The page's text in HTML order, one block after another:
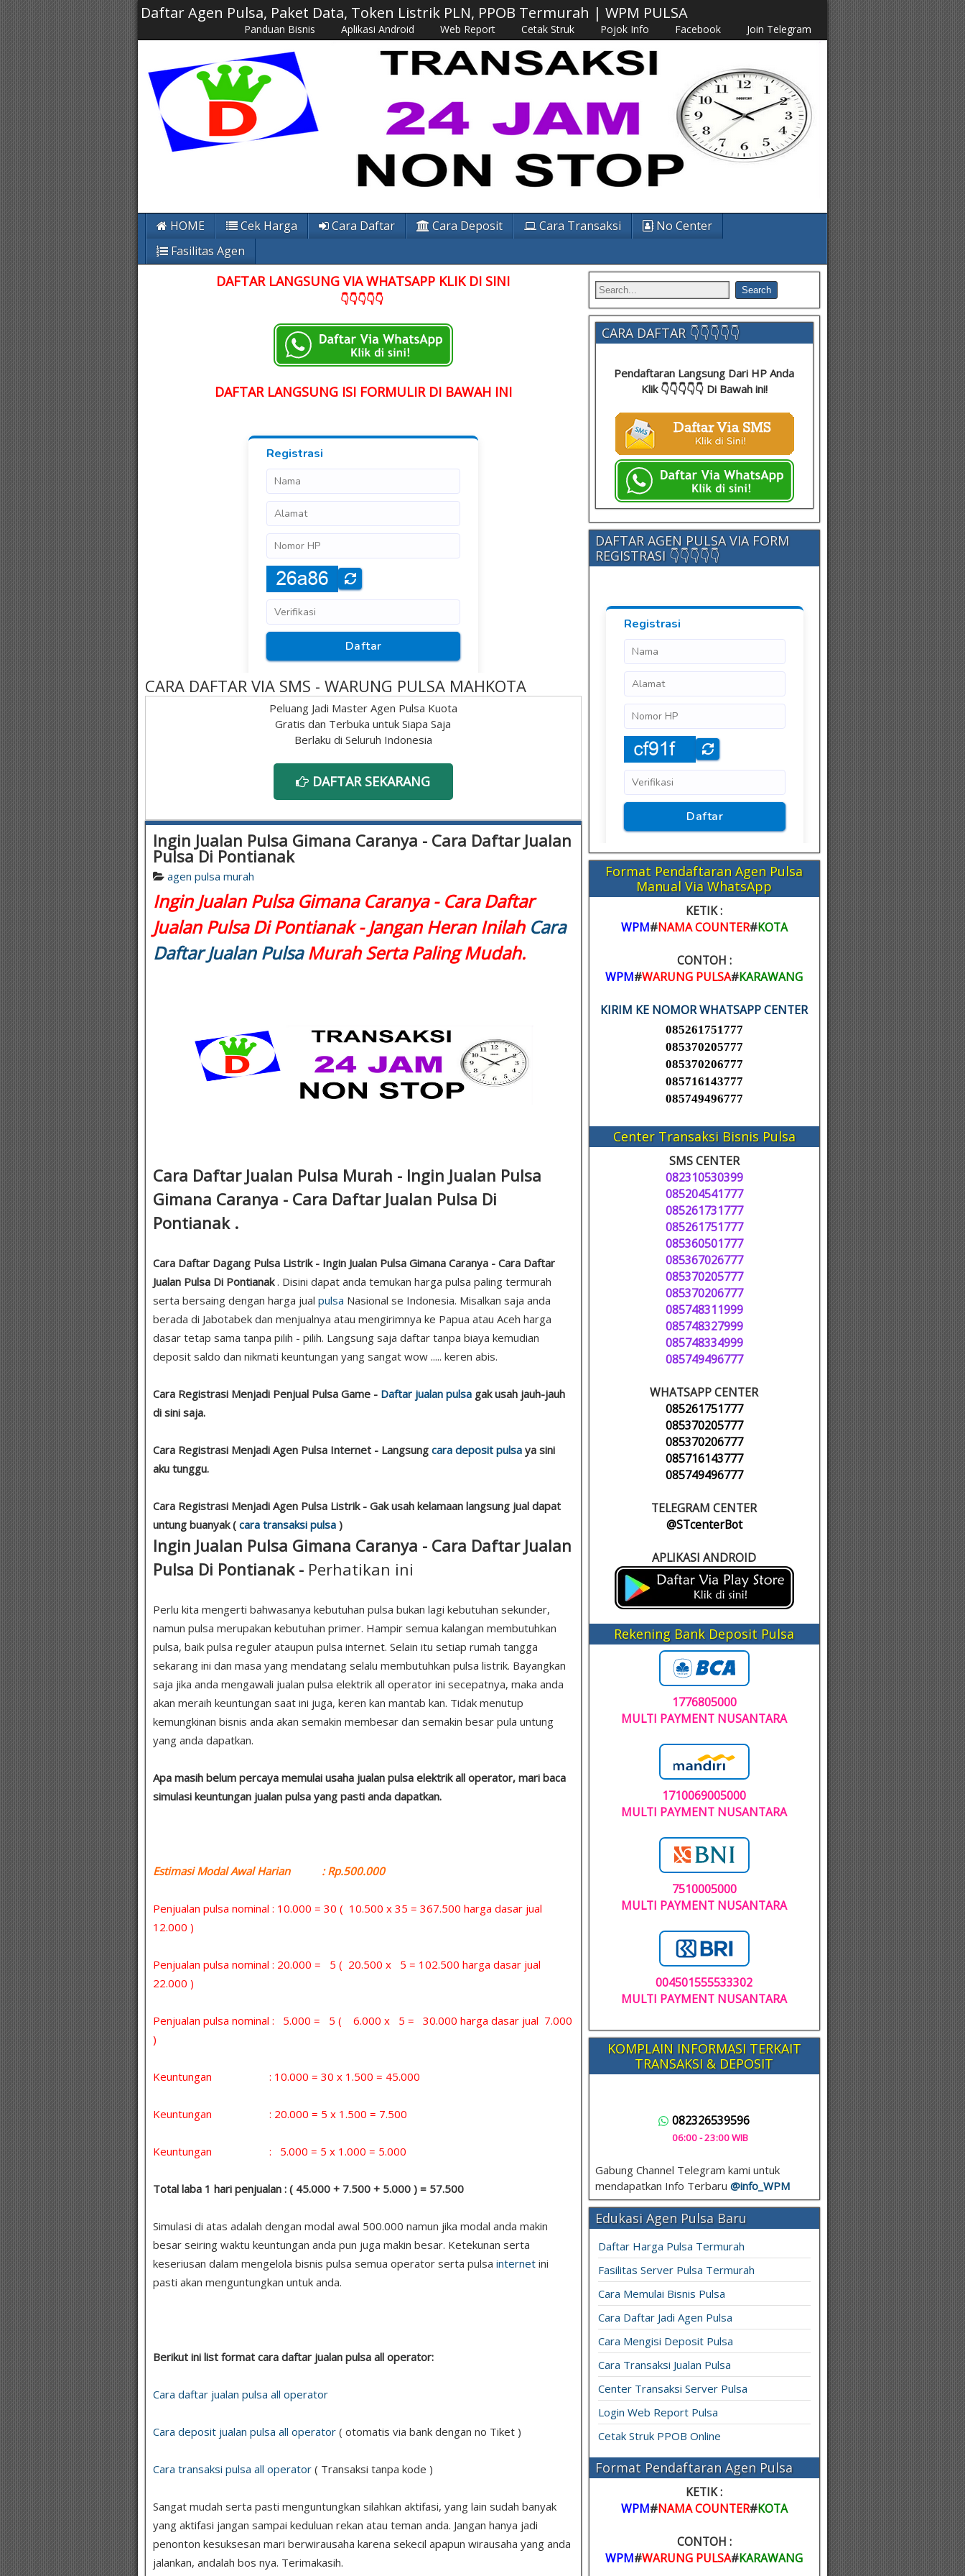
Daftar Agen Pulsa, Paket Data, Token Listrik PLN, PPOB Termurah | WPM PULSA
Panduan Bisnis Aplikasi Android Web Report Cetak Struk Pojok Info Facebook Join Telegram
HOME Cek Harga Cara Daftar Cara Deposit Cara Transaksi
No Center
Fasilitas Agen
DAFTAR LANGSUNG VIA WHATSAPP KLIK DI SINI
👇👇👇👇👇
DAFTAR LANGSUNG ISI FORMULIR DI BAWAH INI
CARA DAFTAR VIA SMS - WARUNG PULSA MAHKOTA
Peluang Jadi Master Agen Pulsa Kuota
Gratis dan Terbuka untuk Siapa Saja
Berlaku di Seluruh Indonesia
DAFTAR SEKARANG
Ingin Jualan Pulsa Gimana Caranya - Cara Daftar Jualan
Pulsa Di Pontianak
agen pulsa murah
Ingin Jualan Pulsa Gimana Caranya - Cara Daftar
Jualan Pulsa Di Pontianak - Jangan Heran Inilah Cara
Daftar Jualan PulsaMurah Serta Paling Mudah.
Cara Daftar Jualan Pulsa Murah - Ingin Jualan Pulsa
Gimana Caranya - Cara Daftar Jualan Pulsa Di
Pontianak .
Cara Daftar Dagang Pulsa Listrik - Ingin Jualan Pulsa Gimana Caranya - Cara Daftar
Jualan Pulsa Di Pontianak . Disini dapat anda temukan harga pulsa paling termurah
serta bersaing dengan harga jual pulsa Nasional se Indonesia. Misalkan saja anda
berada di Jabotabek dan menjualnya atau mengirimnya ke Papua atau Aceh harga
dasar tetap sama tanpa pilih - pilih. Langsung saja daftar tanpa biaya kemudian
deposit saldo dan nikmati keuntungan yang sangat wow ..... keren abis.
Cara Registrasi Menjadi Penjual Pulsa Game - Daftar jualan pulsa gak usah jauh-jauh
di sini saja.
Cara Registrasi Menjadi Agen Pulsa Internet - Langsung cara deposit pulsa ya sini
aku tunggu.
Cara Registrasi Menjadi Agen Pulsa Listrik - Gak usah kelamaan langsung jual dapat
untung buanyak ( cara transaksi pulsa )
Ingin Jualan Pulsa Gimana Caranya - Cara Daftar Jualan
Pulsa Di Pontianak - Perhatikan ini
Perlu kita mengerti bahwasanya kebutuhan pulsa bukan lagi kebutuhan sekunder,
namun pulsa merupakan kebutuhan primer. Hampir semua kalangan membutuhkan
pulsa, baik pulsa reguler ataupun pulsa internet. Selain itu setiap rumah tangga
sekarang ini dan masa yang mendatang selalu membutuhkan pulsa listrik. Bayangkan
saja jika anda mengawali jualan pulsa elektrik all operator ini secepatnya, maka anda
akan meraih keuntungan saat ini juga, keren kan mantab kan. Tidak menutup
kemungkinan bisnis anda akan semakin membesar dan semakin besar pula untung
yang anda dapatkan.
Apa masih belum percaya memulai usaha jualan pulsa elektrik all operator, mari baca
simulasi keuntungan jualan pulsa yang pasti anda dapatkan.
Estimasi Modal Awal Harian : Rp.500.000
Penjualan pulsa nominal : 10.000 = 30 ( 10.500 x 35 = 367.500 harga dasar jual
12.000 )
Penjualan pulsa nominal : 20.000 = 5 ( 20.500 x 5 = 102.500 harga dasar jual
22.000 )
Penjualan pulsa nominal : 5.000 = 5 ( 6.000 x 5 = 30.000 harga dasar jual 7.000
)
Keuntungan : 10.000 = 30 x 1.500 = 45.000
Keuntungan : 20.000 = 5 x 1.500 = 7.500
Keuntungan : 5.000 = 5 x 1.000 = 5.000
Total laba 1 hari penjualan : ( 45.000 + 7.500 + 5.000 ) = 57.500
Simulasi di atas adalah dengan modal awal 500.000 namun jika modal anda makin
besar seiring waktu keuntungan anda pun juga makin besar. Ketekunan serta
keseriusan dalam mengelola bisnis pulsa semua operator serta pulsa internet ini
pasti akan menguntungkan untuk anda.
Berikut ini list format cara daftar jualan pulsa all operator:
Cara daftar jualan pulsa all operator
Cara deposit jualan pulsa all operator ( otomatis via bank dengan no Tiket )
Cara transaksi pulsa all operator ( Transaksi tanpa kode )
Sangat mudah serta pasti menguntungkan silahkan aktifasi, yang lain sudah banyak
yang aktifasi jangan sampai keduluan rekan atau teman anda. Jangan hanya jadi
penonton kesuksesan mari berwirausaha karena sekecil apapun wirausaha yang anda
jalankan, andalah bos nya. Terimakasih.
CARA DAFTAR 👇👇👇👇👇
Pendaftaran Langsung Dari HP Anda
Klik 👇👇👇👇👇 Di Bawah ini!
DAFTAR AGEN PULSA VIA FORM
REGISTRASI 👇👇👇👇👇
Format Pendaftaran Agen Pulsa
Manual Via WhatsApp
KETIK :
WPM#NAMA COUNTER#KOTA
CONTOH :
WPM#WARUNG PULSA#KARAWANG
KIRIM KE NOMOR WHATSAPP CENTER
085261751777
085370205777
085370206777
085716143777
085749496777
Center Transaksi Bisnis Pulsa
SMS CENTER
082310530399
085204541777
085261731777
085261751777
085360501777
085367026777
085370205777
085370206777
085748311999
085748327999
085748334999
085749496777
WHATSAPP CENTER
085261751777
085370205777
085370206777
085716143777
085749496777
TELEGRAM CENTER
@STcenterBot
APLIKASI ANDROID
Rekening Bank Deposit Pulsa
1776805000
MULTI PAYMENT NUSANTARA
1710069005000
MULTI PAYMENT NUSANTARA
7510005000
MULTI PAYMENT NUSANTARA
004501555533302
MULTI PAYMENT NUSANTARA
KOMPLAIN INFORMASI TERKAIT
TRANSAKSI & DEPOSIT
082326539596
06:00 - 23:00 WIB
Gabung Channel Telegram kami untuk
mendapatkan Info Terbaru @info_ WPM
Edukasi Agen Pulsa Baru
Daftar Harga Pulsa Termurah
Fasilitas Server Pulsa Termurah
Cara Memulai Bisnis Pulsa
Cara Daftar Jadi Agen Pulsa
Cara Mengisi Deposit Pulsa
Cara Transaksi Jualan Pulsa
Center Transaksi Server Pulsa
Login Web Report Pulsa
Cetak Struk PPOB Online
Format Pendaftaran Agen Pulsa
KETIK :
WPM#NAMA COUNTER#KOTA
CONTOH :
WPM#WARUNG PULSA#KARAWANG